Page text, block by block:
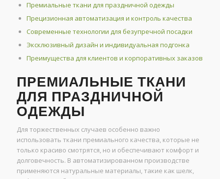
Премиальные ткани для праздничной одежды
Прецизионная автоматизация и контроль качества
Современные технологии для безупречной посадки
Эксклюзивный дизайн и индивидуальная подгонка
Преимущества для клиентов и корпоративных заказов
ПРЕМИАЛЬНЫЕ ТКАНИ
ДЛЯ ПРАЗДНИЧНОЙ
ОДЕЖДЫ
Для торжественных случаев особенно важно
использовать ткани премиального качества, которые не
только красиво смотрятся, но и обеспечивают комфорт и
долговечность. В автоматизированном производстве
применяются натуральные материалы, такие как шелк,